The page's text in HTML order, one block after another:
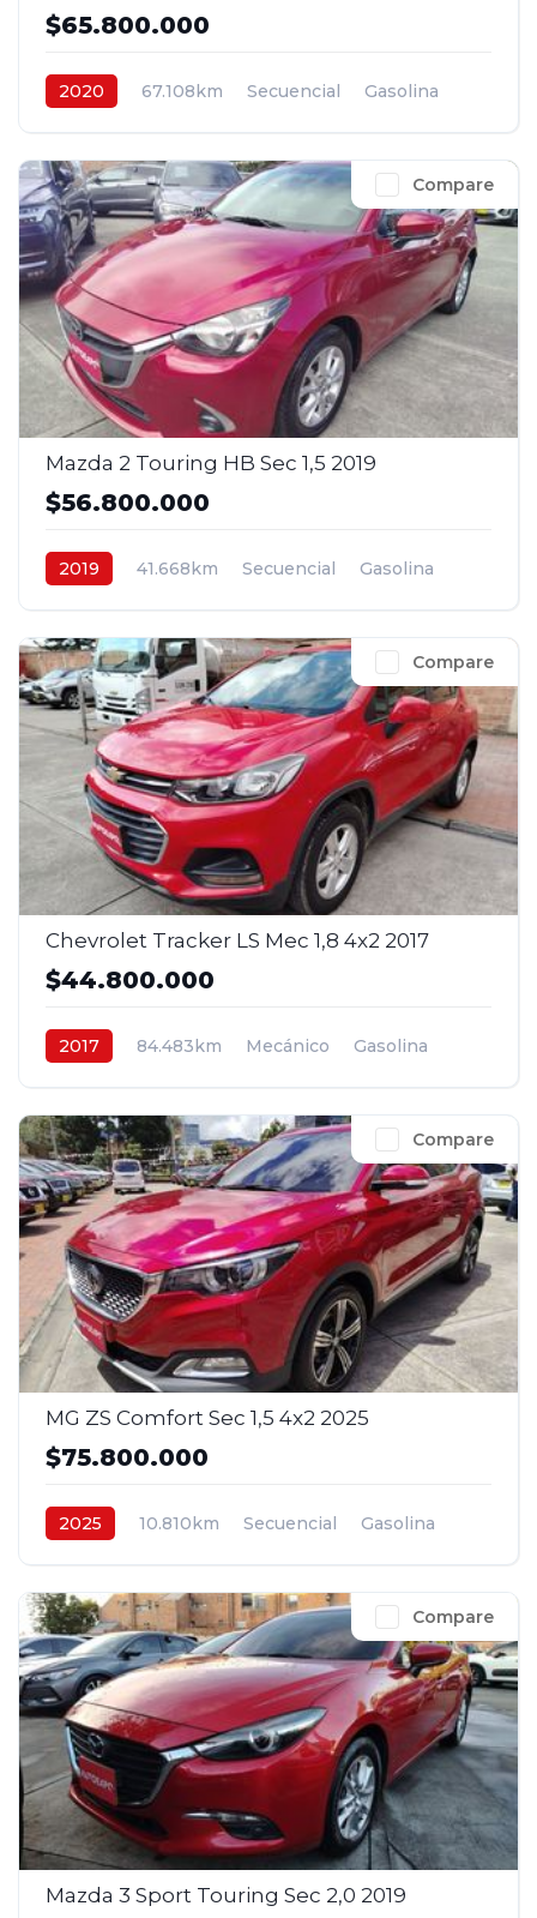
$65.800.000
2020 67.108km Secuencial
Gasolina
Compare
Mazda 2 Touring HB Sec 1,5 2019
$56.800.000
2019 41.668km Secuencial
Gasolina
Compare
Chevrolet Tracker LS Mec 1,8 4x2 2017
$44.800.000
2017 84.483km Mecánico
Gasolina
Compare
MG ZS Comfort Sec 1,5 4x2 2025
$75.800.000
2025 10.810km Secuencial
Gasolina
Compare
Mazda 3 Sport Touring Sec 2,0 2019